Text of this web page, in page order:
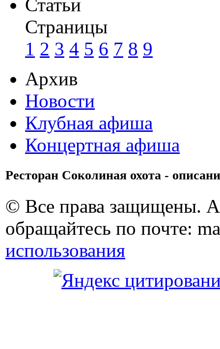
Статьи
Страницы
1 2 3 4 5 6 7 8 9
Архив
Новости
Клубная афиша
Концертная афиша
Ресторан Соколиная охота -
© Все права защищены.
обращайтесь по почте:
использования